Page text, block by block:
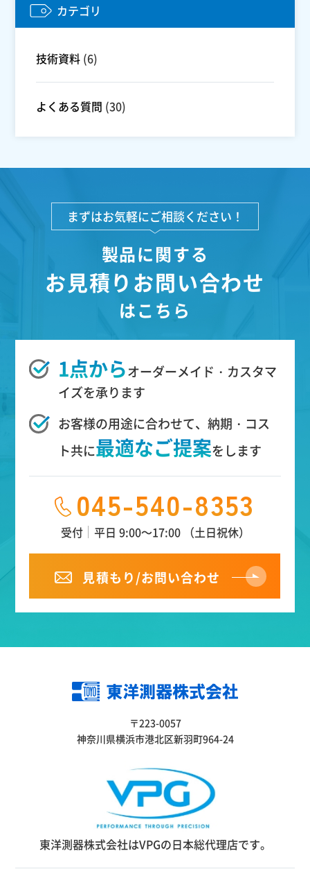
カテゴリ
技術資料 (6)
よくある質問 (30)
まずはお気軽にご相談ください！
製品に関する
お見積りお問い合わせ
はこちら
1点からオーダーメイド・カスタマ
イズを承ります
お客様の用途に合わせて、納期・コス
ト共に最適なご提案をします
045-540-8353
受付 平日 9:00～17:00 （土日祝休）
見積もり/お問い合わせ
〒223-0057
神奈川県横浜市港北区新羽町964-24
東洋測器株式会社はVPGの日本総代理店です。